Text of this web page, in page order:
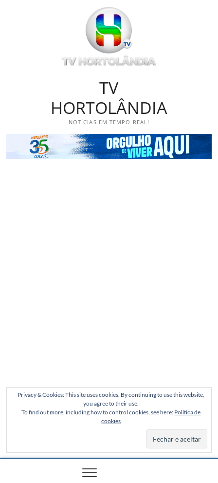
TV
HORTOLÂNDIA
NOTÍCIAS EM TEMPO REAL!
Privacy & Cookies: This site uses cookies. By continuing to use this website,
you agree to their use.
To find out more, including how to control cookies, see here: Política de
cookies